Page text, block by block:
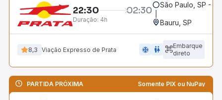
22:30 02:30
Duração: 4h
São Paulo, SP -
Bauru, SP
8,3 Viação Expresso de Prata ac_unit wc
Embarque
direto
PARTIDA PRÓXIMA Somente PIX ou NuPay